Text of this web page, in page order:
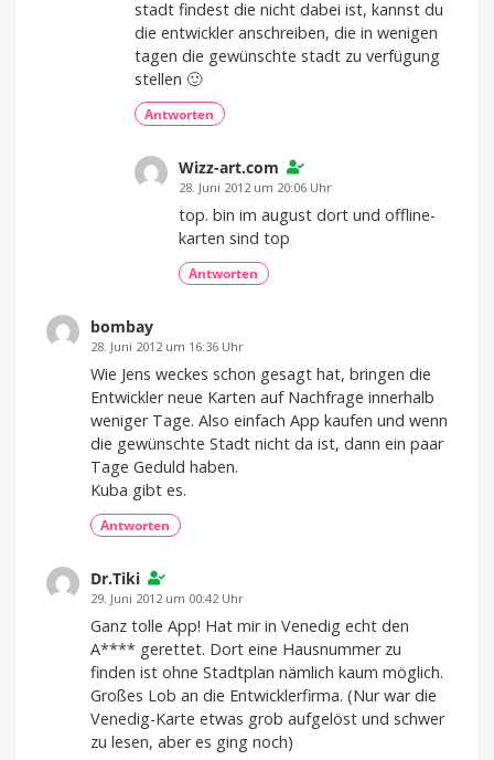
stadt findest die nicht dabei ist, kannst du
die entwickler anschreiben, die in wenigen
tagen die gewünschte stadt zu verfügung
stellen 🙂
Antworten
Wizz-art.com
28. Juni 2012 um 20:06 Uhr
top. bin im august dort und offline-
karten sind top
Antworten
bombay
28. Juni 2012 um 16:36 Uhr
Wie Jens weckes schon gesagt hat, bringen die
Entwickler neue Karten auf Nachfrage innerhalb
weniger Tage. Also einfach App kaufen und wenn
die gewünschte Stadt nicht da ist, dann ein paar
Tage Geduld haben.
Kuba gibt es.
Antworten
Dr.Tiki
29. Juni 2012 um 00:42 Uhr
Ganz tolle App! Hat mir in Venedig echt den
A**** gerettet. Dort eine Hausnummer zu
finden ist ohne Stadtplan nämlich kaum möglich.
Großes Lob an die Entwicklerfirma. (Nur war die
Venedig-Karte etwas grob aufgelöst und schwer
zu lesen, aber es ging noch)